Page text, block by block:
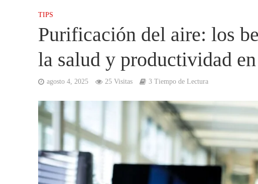
TIPS
Purificación del aire: los
la salud y productividad
agosto 4, 2025 25 Visitas 3 Tiempo de Lectura